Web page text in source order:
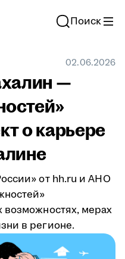
Поиск
02.06.2026
—
о карьере
от hh.ru и АНО
возможностях, мерах
в регионе.